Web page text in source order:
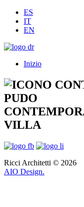
ES
IT
EN
Inizio
VILLA
Ricci Architetti © 2026
AIO Design.